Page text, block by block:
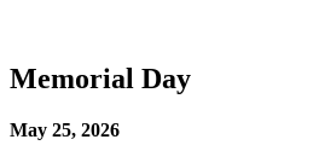
Memorial Day
May 25, 2026